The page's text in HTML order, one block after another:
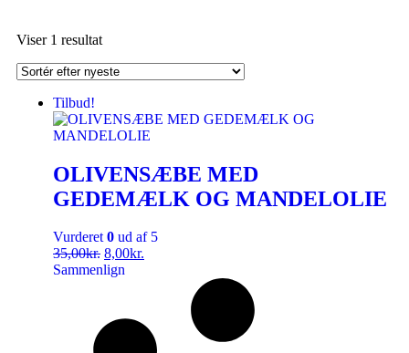
Viser 1 resultat
Tilbud!
OLIVENSÆBE MED
GEDEMÆLK OG MANDELOLIE
Vurderet0 ud af 5
35,00kr. 8,00kr.
Sammenlign